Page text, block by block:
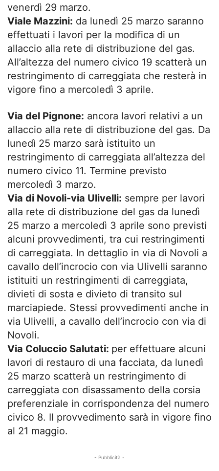
venerdì 29 marzo.
Viale Mazzini: da lunedì 25 marzo saranno
effettuati i lavori per la modifica di un
allaccio alla rete di distribuzione del gas.
All’altezza del numero civico 19 scatterà un
restringimento di carreggiata che resterà in
vigore fino a mercoledì 3 aprile.
Via del Pignone: ancora lavori relativi a un
allaccio alla rete di distribuzione del gas. Da
lunedì 25 marzo sarà istituito un
restringimento di carreggiata all’altezza del
numero civico 11. Termine previsto
mercoledì 3 marzo.
Via di Novoli-via Ulivelli: sempre per lavori
alla rete di distribuzione del gas da lunedì
25 marzo a mercoledì 3 aprile sono previsti
alcuni provvedimenti, tra cui restringimenti
di carreggiata. In dettaglio in via di Novoli a
cavallo dell’incrocio con via Ulivelli saranno
istituiti un restringimenti di carreggiata,
divieti di sosta e divieto di transito sul
marciapiede. Stessi provvedimenti anche in
via Ulivelli, a cavallo dell’incrocio con via di
Novoli.
Via Coluccio Salutati: per effettuare alcuni
lavori di restauro di una facciata, da lunedì
25 marzo scatterà un restringimento di
carreggiata con disassamento della corsia
preferenziale in corrispondenza del numero
civico 8. Il provvedimento sarà in vigore fino
al 21 maggio.
- Pubblicità -